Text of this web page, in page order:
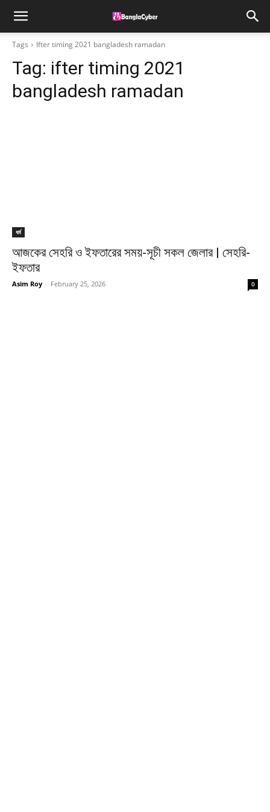
Tags Ifter timing 2021 bangladesh ramadan
Tag: ifter timing 2021
bangladesh ramadan
ধর্ম
আজকের সেহরি ও ইফতারের সময়-সূচী সকল জেলার | সেহরি-
ইফতার
Asim Roy - February 25, 2026 0